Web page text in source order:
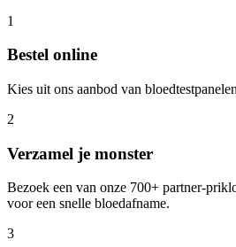
1
Bestel online
Kies uit ons aanbod van
2
Verzamel je monster
Bezoek een van onze 700+ partner-
voor een snelle bloedafname.
3